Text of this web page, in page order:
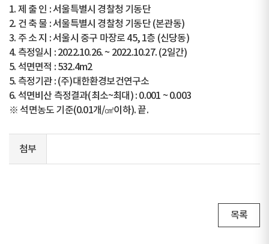
1. 제 출 인 : 서울특별시 경찰청 기동단
2. 건 축 물 : 서울특별시 경찰청 기동단 (본관동)
3. 주 소 지 : 서울시 중구 마장로 45, 1층 (신당동)
4. 측정일시 : 2022.10.26. ~ 2022.10.27. (2일간)
5. 석면면적 : 532.4m2
5. 측정기관 : (주)대한환경보건연구소
6. 석면비산 측정결과(최소~최대) : 0.001 ~ 0.003
※ 석면농도 기준(0.01개/㎤이하). 끝.
첨부
목록